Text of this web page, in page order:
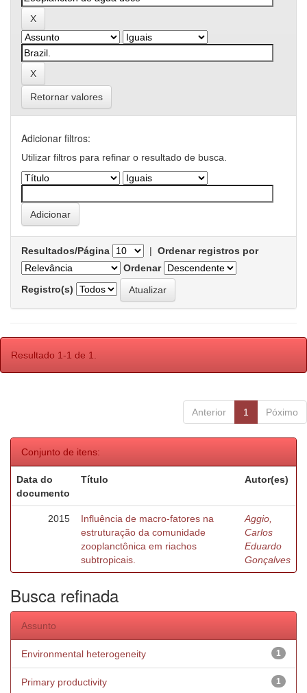
Retornar valores
Adicionar filtros:
Utilizar filtros para refinar o resultado de busca.
Resultados/Página | Ordenar registros por
Ordenar
Registro(s)
Resultado 1-1 de 1.
Anterior 1 Póximo
Conjunto de itens:
Data do
documento
Título Autor(es)
2015
Influência de macro-fatores na
estruturação da comunidade
zooplanctônica em riachos
subtropicais.
Aggio,
Carlos
Eduardo
Gonçalves
Busca refinada
Assunto
1
Environmental heterogeneity
1
Primary productivity